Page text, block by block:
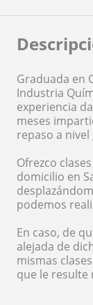
Graduada en
Industria
experiencia
meses
repaso a nivel
Ofrezco
domicilio en
podemos
En caso, de
alejada de
mismas
que le resulte